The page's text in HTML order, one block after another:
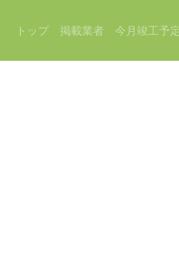
トップ 掲載業者 今月竣工予